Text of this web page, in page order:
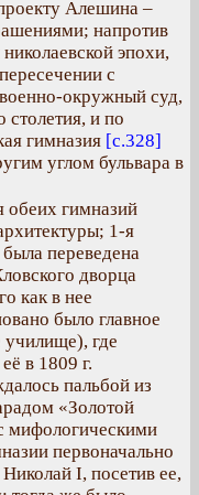
Алешина –
напротив
эпохи,
с
окружный суд,
и по
гимназия [с.328]
углом бульвара в
обеих гимназий
1-я
переведена
дворца
как в нее
было главное
училище), где
в 1809 г.
пальбой из
«Золотой
мифологическими
первоначально
I, посетив ее,